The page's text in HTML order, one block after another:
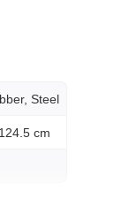
Steel
cm